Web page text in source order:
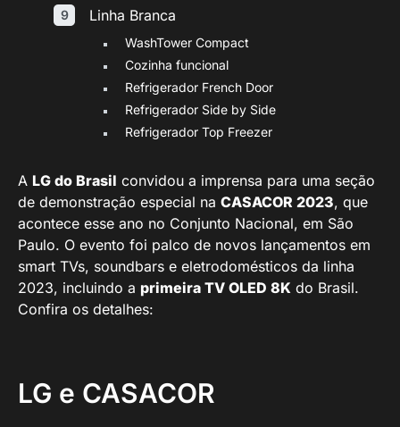
Linha Branca
WashTower Compact
Cozinha funcional
Refrigerador French Door
Refrigerador Side by Side
Refrigerador Top Freezer
A LG do Brasil convidou a imprensa para uma seção
de demonstração especial na CASACOR 2023, que
acontece esse ano no Conjunto Nacional, em São
Paulo. O evento foi palco de novos lançamentos em
smart TVs, soundbars e eletrodomésticos da linha
2023, incluindo a primeira TV OLED 8K do Brasil.
Confira os detalhes:
LG e CASACOR